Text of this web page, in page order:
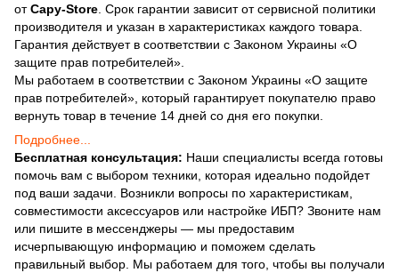
отCapy-Store . Срок гарантии зависит от сервисной политики
производителя и указан в характеристиках каждого товара.
Гарантия действует в соответствии с Законом Украины «О
защите прав потребителей».
Мы работаем в соответствии с Законом Украины «О защите
прав потребителей», который гарантирует покупателю право
вернуть товар в течение 14 дней со дня его покупки.
Подробнее...
Бесплатная консультация: Наши специалисты всегда готовы
помочь вам с выбором техники, которая идеально подойдет
под ваши задачи. Возникли вопросы по характеристикам,
совместимости аксессуаров или настройке ИБП? Звоните нам
или пишите в мессенджеры — мы предоставим
исчерпывающую информацию и поможем сделать
правильный выбор. Мы работаем для того, чтобы вы получали